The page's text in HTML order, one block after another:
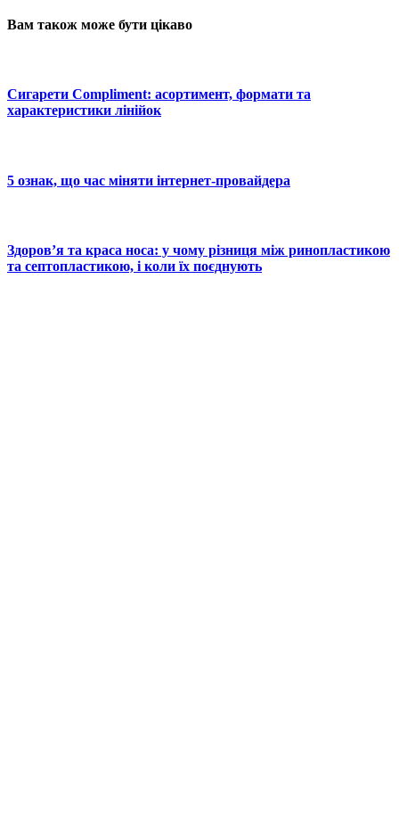
Вам також може бути цікаво
Сигарети Compliment: асортимент, формати та
характеристики лінійок
5 ознак, що час міняти інтернет-провайдера
Здоров’я та краса носа: у чому різниця між ринопластикою
та септопластикою, і коли їх поєднують